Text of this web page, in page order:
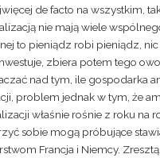
de facto na wszystkim,
nie mają wiele
to pieniądz robi pieniądz,
zbiera potem tego
nad tym, ile gospodarka
problem jednak w tym, że
właśnie rośnie z roku na
sobie mogą próbujące
Francja i Niemcy.